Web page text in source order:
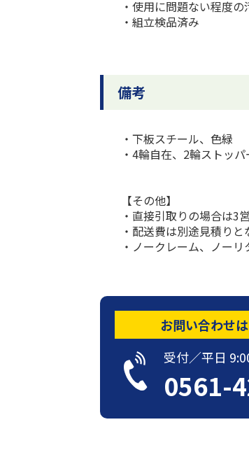
・使用に問題ない程度の
・組立検品済み
備考
・下板スチール、色緑
・4輪自在、2輪ストッ
【その他】
・直接引取りの場合は3
・配送費は別途見積りと
・ノークレーム、ノーリ
お問い合わせ
受付／平日
0561-